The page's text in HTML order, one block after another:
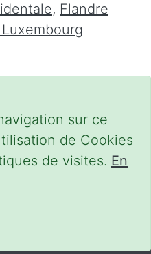
sur ce
de Cookies
de visites. En
, Flandre